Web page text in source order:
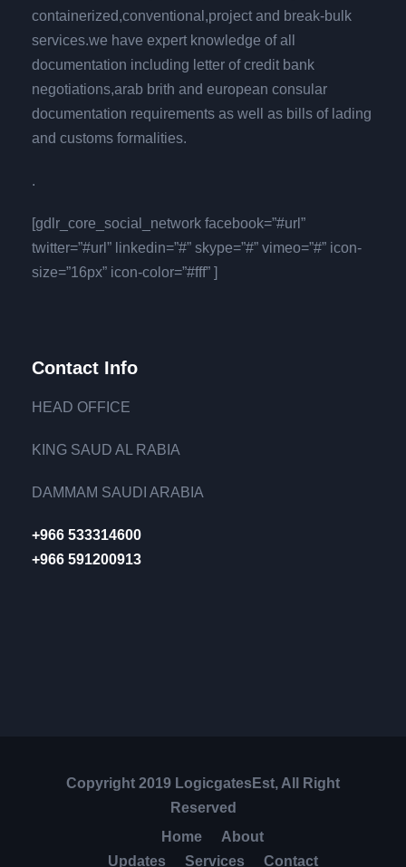
containerized,conventional,project and break-bulk
services.we have expert knowledge of all
documentation including letter of credit bank
negotiations,arab brith and european consular
documentation requirements as well as bills of lading
and customs formalities.
.
[gdlr_core_social_network facebook=”#url”
twitter=”#url” linkedin=”#” skype=”#” vimeo=”#” icon-
size=”16px” icon-color=”#fff” ]
Contact Info
HEAD OFFICE
KING SAUD AL RABIA
DAMMAM SAUDI ARABIA
+966 533314600
+966 591200913
Copyright 2019 LogicgatesEst, All Right
Reserved
Home
About
Updates
Services Contact